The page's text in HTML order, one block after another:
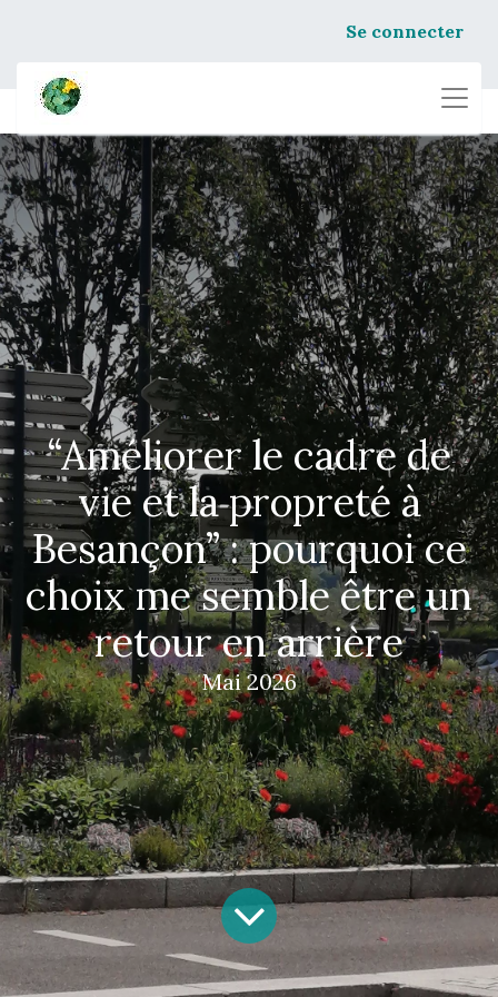
Se connecter
“Améliorer le cadre de
vie et la propreté à
Besançon” : pourquoi ce
choix me semble être un
retour en arrière
Mai 2026